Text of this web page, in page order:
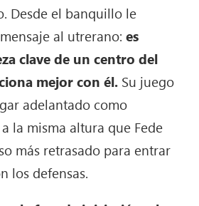
Desde el banquillo le
al utrerano:es
clave de un centro del
mejor con él. Su juego
adelantado como
la misma altura que Fede
más retrasado para entrar
los defensas.